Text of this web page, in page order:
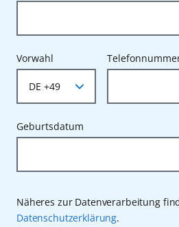
Vorwahl
Geburtsdatum
Näheres zur Datenverarbeitung
Datenschutzerklärung.